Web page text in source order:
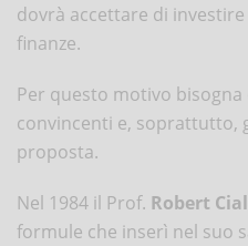
dovrà accettare di
finanze.
Per questo motivo
convincenti e, soprattutto,
proposta.
Nel 1984 il Prof. Robert
formule che inserì nel suo